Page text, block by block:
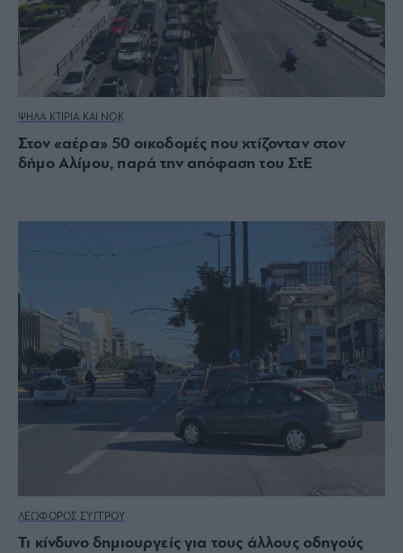
ΨΗΛΑ ΚΤΙΡΙΑ ΚΑΙ ΝΟΚ
Στον «αέρα» 50 οικοδομές που χτίζονταν στον
δήμο Αλίμου, παρά την απόφαση του ΣτΕ
ΛΕΩΦΟΡΟΣ ΣΥΓΓΡΟΥ
Τι κίνδυνο δημιουργείς για τους άλλους οδηγούς